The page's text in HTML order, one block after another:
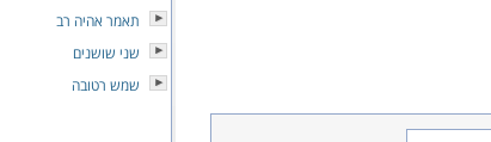
תאמר אהיה רב
שני שושנים
שמש רטובה